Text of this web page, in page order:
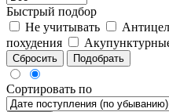
Быстрый подбор
Не учитывать
похудения
Сбросить Подобрать
Сортировать по